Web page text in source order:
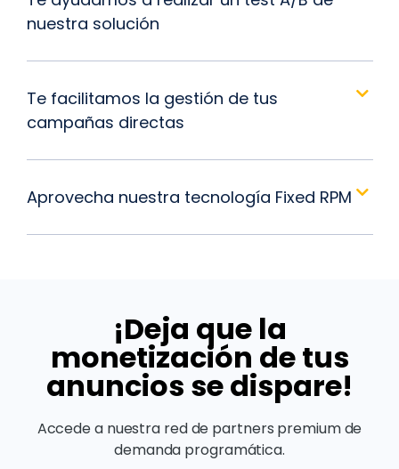
nuestra solución
Te facilitamos la gestión de tus
campañas directas
Aprovecha nuestra tecnología Fixed RPM
¡Deja que la
monetización de tus
anuncios se dispare!
Accede a nuestra red de partners premium de
demanda programática.